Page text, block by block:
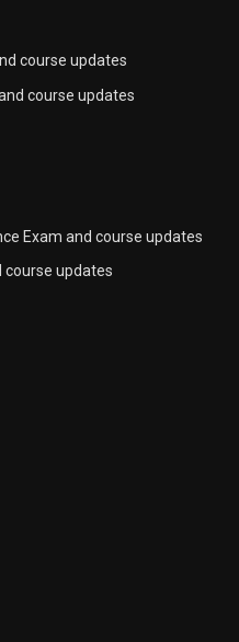
course updates
course updates
Exam and course updates
course updates